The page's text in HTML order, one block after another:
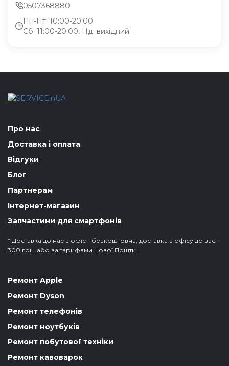
0507368880
Пн-Пт: 10:00-20:00
Сб: 11:00-20:00, Нд: вихідний
Про нас
Доставка і оплата
Відгуки
Блог
Партнерам
Інтернет-магазин
Запчастини для смартфонів
* Доставка до нас в офіс - безкоштовна, доставка з офісу до вас -
300 грн. або за тарифами Нової Пошти.
Ремонт Apple
Ремонт Dyson
Ремонт телефонів
Ремонт ноутбуків
Ремонт побутової техніки
Ремонт кавоварок